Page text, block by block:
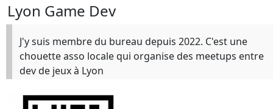
Lyon Game Dev
J'y suis membre du bureau depuis 2022. C'est une
chouette asso locale qui organise des meetups entre
dev de jeux à Lyon